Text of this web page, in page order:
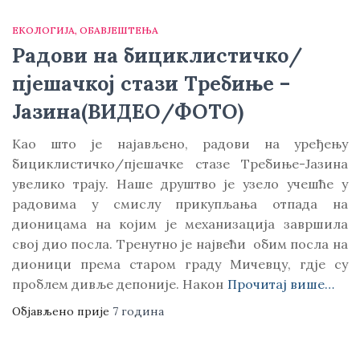
ЕКОЛОГИЈА ОБАВЈЕШТЕЊА
Радови на бициклистичко/
пјешачкој стази Требиње –
Јазина(ВИДЕО/ФОТО)
Као што је најављено, радови на уређењу
бициклистичко/пјешачке стазе Требиње-Јазина
увелико трају. Наше друштво је узело учешће у
радовима у смислу прикупљања отпада на
дионицама на којим је механизација завршила
свој дио посла. Тренутно је највећи обим посла на
дионици према старом граду Мичевцу, гдје су
проблем дивље депоније. Након Прочитај више…
Објављено прије 7 година